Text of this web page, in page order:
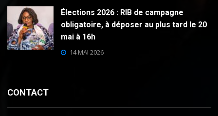
Élections 2026 : RIB de campagne
obligatoire, à déposer au plus tard le 20
mai à 16h
14 MAI 2026
CONTACT